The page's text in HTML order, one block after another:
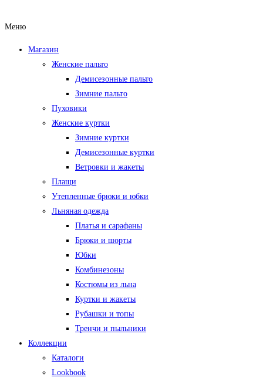
Меню
Магазин
Женские пальто
Демисезонные пальто
Зимние пальто
Пуховики
Женские куртки
Зимние куртки
Демисезонные куртки
Ветровки и жакеты
Плащи
Утепленные брюки и юбки
Льняная одежда
Платья и сарафаны
Брюки и шорты
Юбки
Комбинезоны
Костюмы из льна
Куртки и жакеты
Рубашки и топы
Тренчи и пыльники
Коллекции
Каталоги
Lookbook